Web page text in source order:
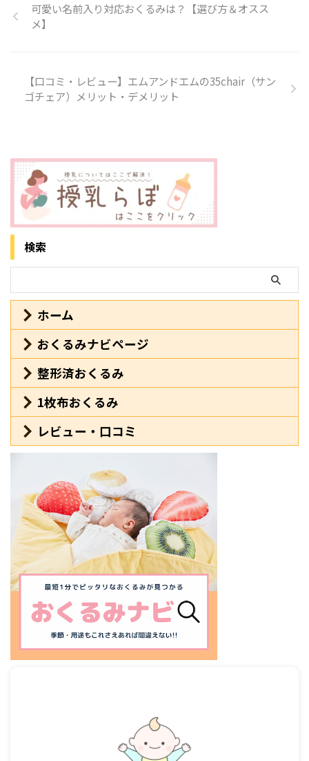
可愛い名前入り対応おくるみは？【選び方＆オスス
メ】
【口コミ・レビュー】エムアンドエムの35chair（サン
ゴチェア）メリット・デメリット
検索
ホーム
おくるみナビページ
整形済おくるみ
1枚布おくるみ
レビュー・口コミ